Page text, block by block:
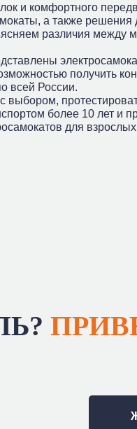
и комфортного
а также решения
различия между
получить
всей России.
более 10 лет и
для